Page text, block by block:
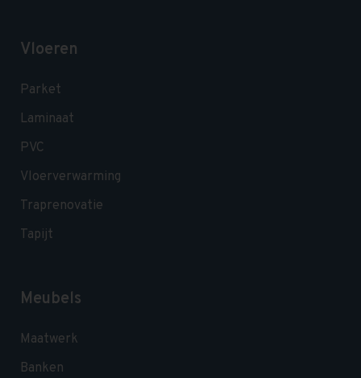
Vloeren
Parket
Laminaat
PVC
Vloerverwarming
Traprenovatie
Tapijt
Meubels
Maatwerk
Banken